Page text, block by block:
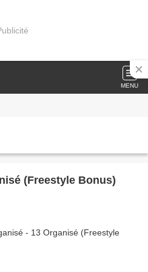
MENU
(Freestyle Bonus)